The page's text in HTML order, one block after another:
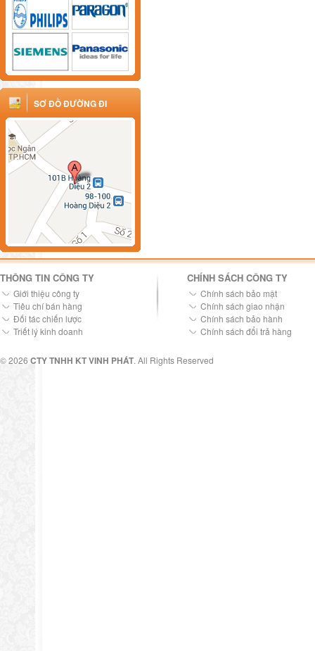
SƠ ĐỒ ĐƯỜNG ĐI
THÔNG TIN CÔNG TY
Giới thiệu công ty
Tiêu chí bán hàng
Đối tác chiến lược
Triết lý kinh doanh
CHÍNH SÁCH CÔNG TY
Chính sách bảo mật
Chính sách giao nhận
Chính sách bảo hành
Chính sách đổi trả hàng
© 2026 CTY TNHH KT VINH PHÁT. All Rights Reserved